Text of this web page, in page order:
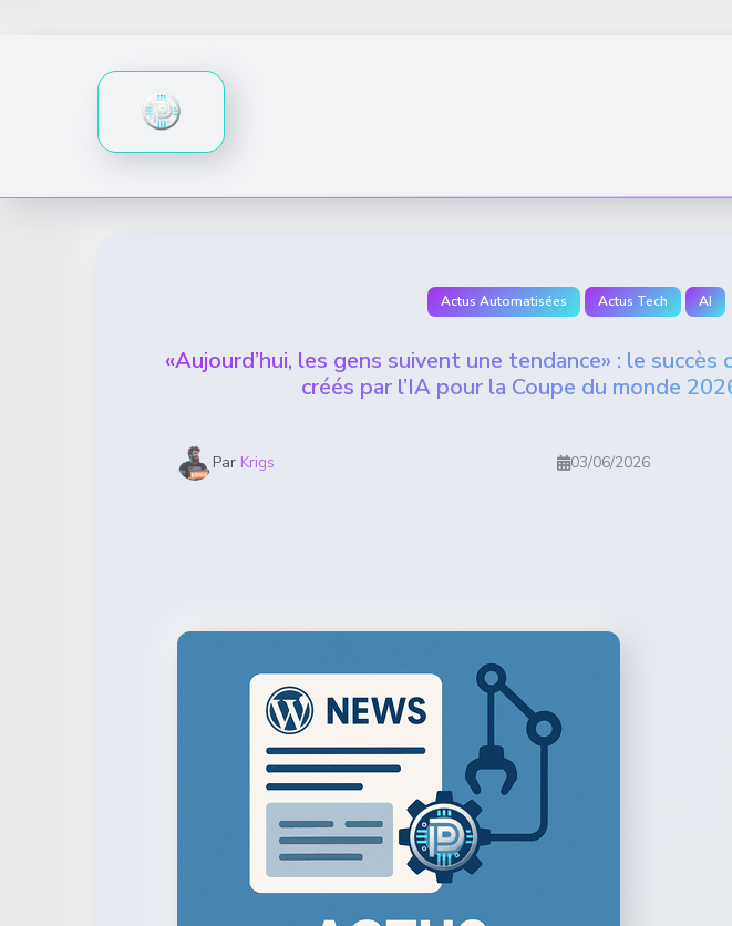
Actus Automatisées Actus Tech AI
«Aujourd’hui, les gens suivent une tendance» : le
créés par l’IA pour la Coupe du monde
Par Krigs 03/06/2026